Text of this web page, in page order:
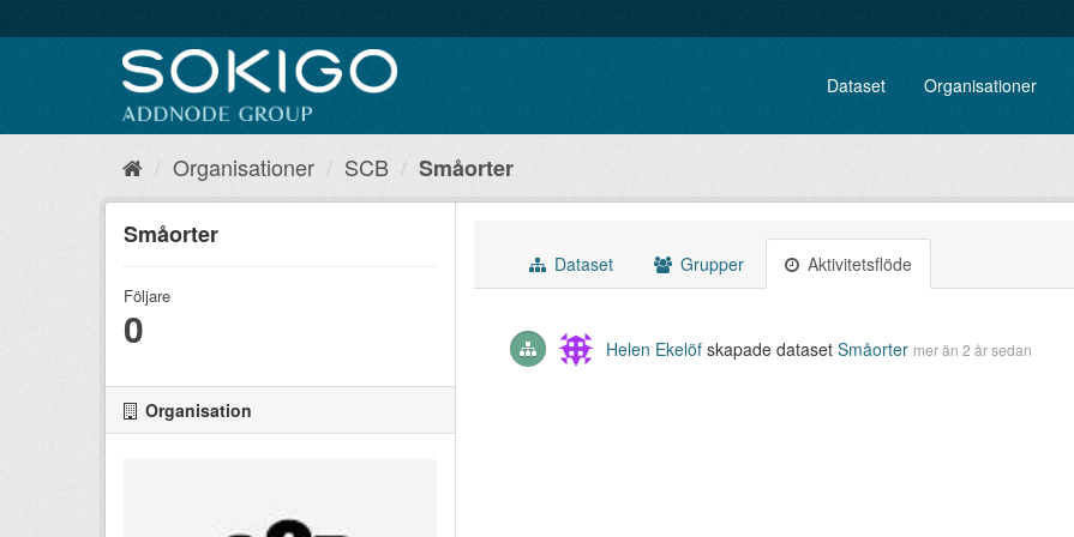
Dataset Organisationer
Organisationer SCB Småorter
Småorter
Följare
0
Organisation
Dataset Grupper Aktivitetsflöde
Helen Ekelöf skapade dataset Småorter mer än 2 år sedan